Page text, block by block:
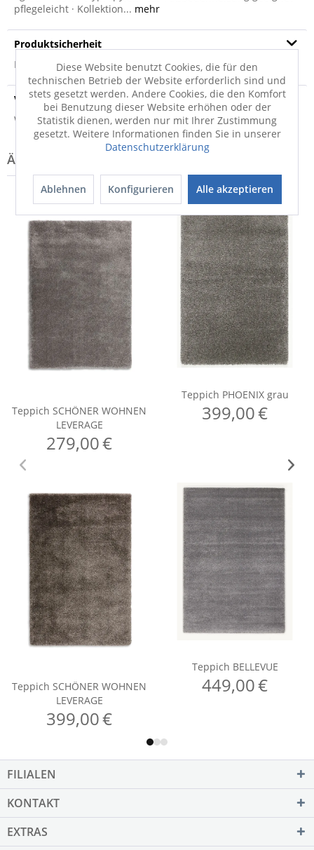
pflegeleicht · Kollektion... mehr
Produktsicherheit
Produktsicherheit
Versandinfo
Weitere Informationen zum Versand...
FILIALEN
KONTAKT
EXTRAS
Diese Website benutzt Cookies, die für den
technischen Betrieb der Website erforderlich sind und
stets gesetzt werden. Andere Cookies, die den Komfort
bei Benutzung dieser Website erhöhen oder der
Statistik dienen, werden nur mit Ihrer Zustimmung
gesetzt. Weitere Informationen finden Sie in unserer
Datenschutzerklärung
Ablehnen Konfigurieren Alle akzeptieren